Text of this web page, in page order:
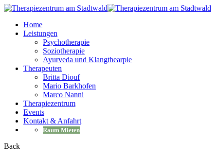
Home
Leistungen
Psychotherapie
Soziotherapie
Ayurveda und Klangthearpie
Therapeuten
Britta Diouf
Mario Barkhofen
Marco Nanni
Therapiezentrum
Events
Kontakt & Anfahrt
Raum Mieten
Back